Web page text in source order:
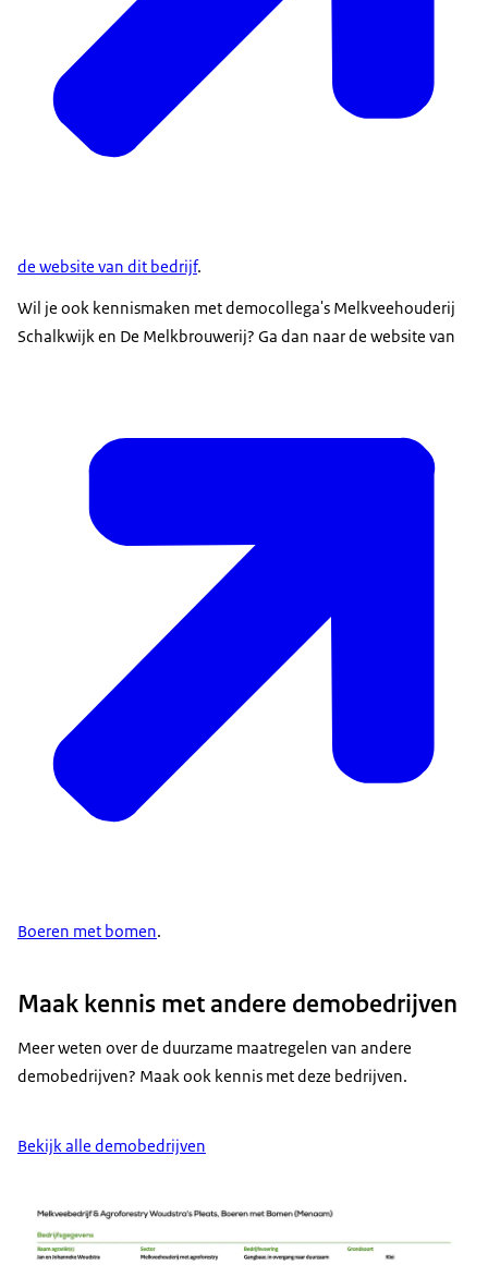
de website van dit bedrijf.
Wil je ook kennismaken met democollega's Melkveehouderij
Schalkwijk en De Melkbrouwerij? Ga dan naar de website van
Boeren met bomen.
Maak kennis met andere demobedrijven
Meer weten over de duurzame maatregelen van andere
demobedrijven? Maak ook kennis met deze bedrijven.
Bekijk alle demobedrijven